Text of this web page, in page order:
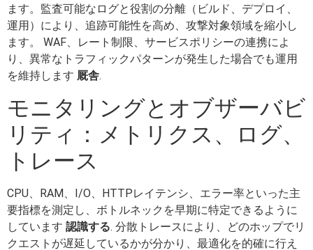
ます。監査可能なログと役割の分離（ビルド、デプロイ、
運用）により、追跡可能性を高め、攻撃対象領域を縮小し
ます。 WAF、レート制限、サービスポリシーの連携によ
り、異常なトラフィックパターンが発生した場合でも運用
を維持します 厩舎.
モニタリングとオブザーバビ
リティ：メトリクス、ログ、
トレース
CPU、RAM、I/O、HTTPレイテンシ、エラー率といった主
要指標を測定し、ボトルネックを早期に特定できるように
しています 認識する. 分散トレースにより、どのホップでリ
クエストが遅延しているかが分かり、最適化を的確に行え